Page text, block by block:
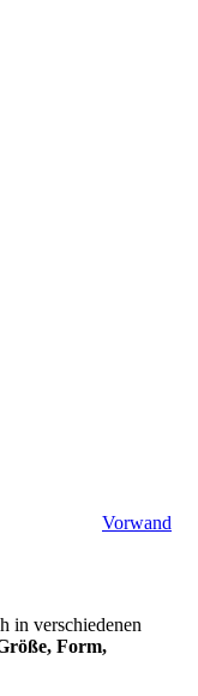
Vorwand
in verschiedenen
Form,